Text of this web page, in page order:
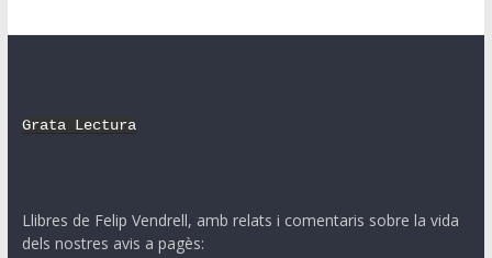
Grata Lectura
Llibres de Felip Vendrell, amb relats i comentaris sobre la vida
dels nostres avis a pagès: